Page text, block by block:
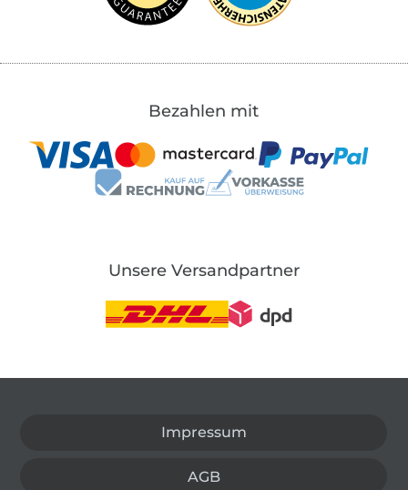
Bezahlen mit
Unsere Versandpartner
Impressum
AGB